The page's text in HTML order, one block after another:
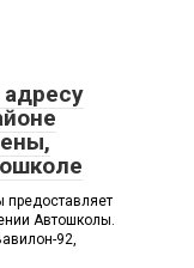
Автошколы.
92,